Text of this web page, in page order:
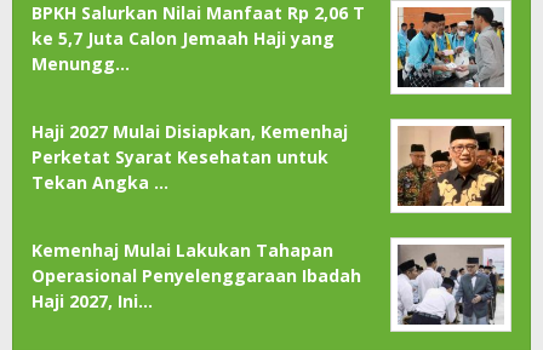
BPKH Salurkan Nilai Manfaat Rp 2,06 T
ke 5,7 Juta Calon Jemaah Haji yang
Menungg…
Haji 2027 Mulai Disiapkan, Kemenhaj
Perketat Syarat Kesehatan untuk
Tekan Angka …
Kemenhaj Mulai Lakukan Tahapan
Operasional Penyelenggaraan Ibadah
Haji 2027, Ini…